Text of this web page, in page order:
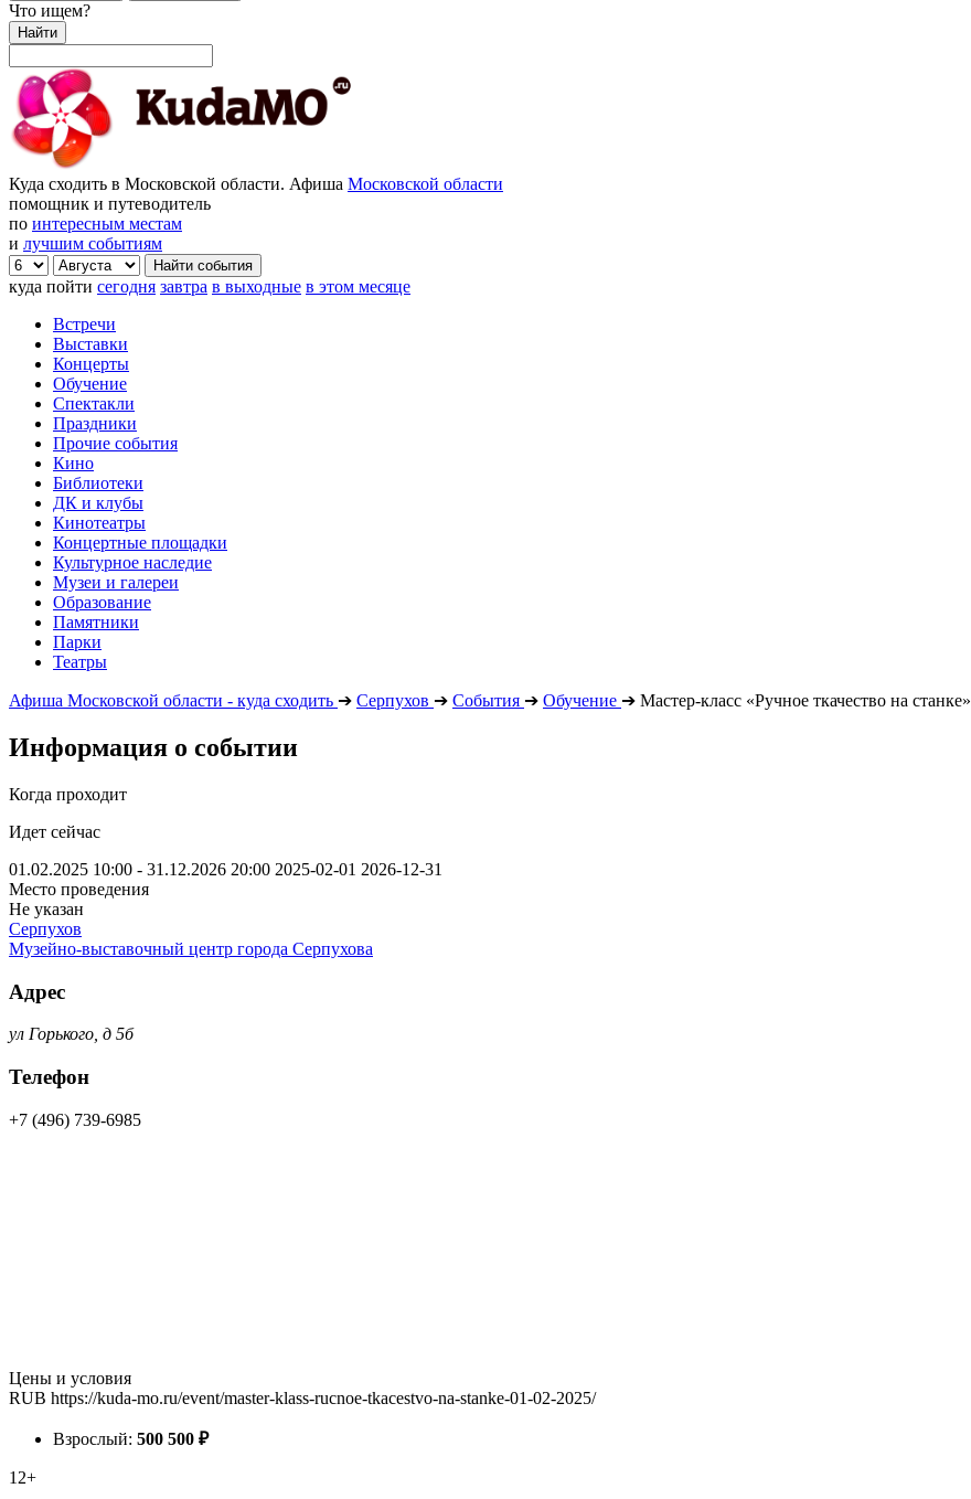
Что ищем?
Найти
Куда сходить в Московской области. Афиша Московской области
помощник и путеводитель
по интересным местам
и лучшим событиям
куда пойти сегодня завтра в выходные в этом месяце
Встречи
Выставки
Концерты
Обучение
Спектакли
Праздники
Прочие события
Кино
Библиотеки
ДК и клубы
Кинотеатры
Концертные площадки
Культурное наследие
Музеи и галереи
Образование
Памятники
Парки
Театры
Афиша Московской области - куда сходить ➔ Серпухов ➔ События ➔ Обучение ➔ Мастер-класс «Ручное ткачество на станке»
Информация о событии
Когда проходит
Идет сейчас
01.02.2025 10:00 - 31.12.2026 20:00 2025-02-01 2026-12-31
Место проведения
Не указан
Серпухов
Музейно-выставочный центр города Серпухова
Адрес
ул Горького, д 5б
Телефон
+7 (496) 739-6985
Цены и условия
RUB https://kuda-mo.ru/event/master-klass-rucnoe-tkacestvo-na-stanke-01-02-2025/
Взрослый: 500 500 ₽
12+